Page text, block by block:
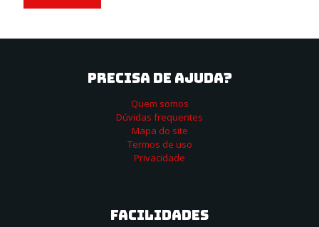
PRECISA DE AJUDA?
Quem somos
Dúvidas frequentes
Mapa do site
Termos de uso
Privacidade
Facilidades